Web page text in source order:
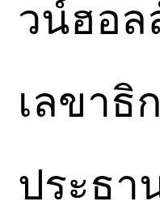
วน์ฮอล
เลขาธิ
ประธา